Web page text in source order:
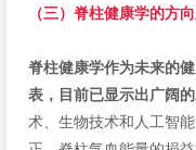
（三）脊柱健康学的方
脊柱健康学作为未来的
表，目前已显示出广阔的
术、生物技术和人工智